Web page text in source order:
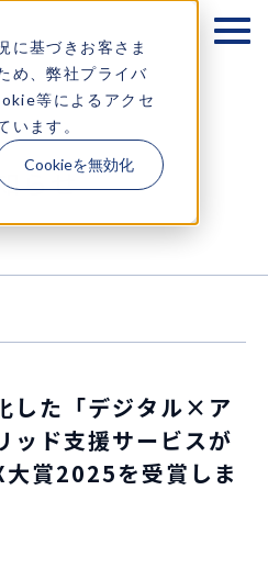
に基づきお客さま
め、弊社プライバ
等によるアクセ
います。
Cookieを無効化
い合わせ
らせ
した「デジタル×ア
ッド支援サービスが
賞2025を受賞しま